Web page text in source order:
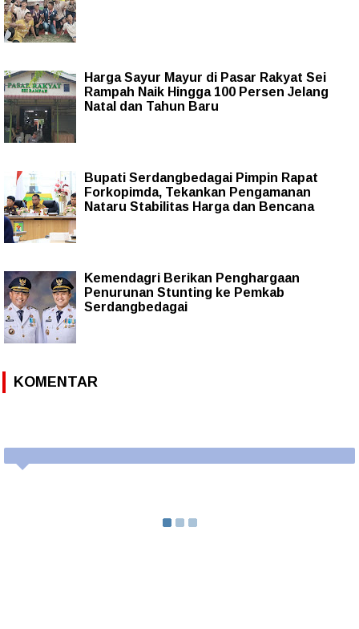
Harga Sayur Mayur di Pasar Rakyat Sei
Rampah Naik Hingga 100 Persen Jelang
Natal dan Tahun Baru
Bupati Serdangbedagai Pimpin Rapat
Forkopimda, Tekankan Pengamanan
Nataru Stabilitas Harga dan Bencana
Kemendagri Berikan Penghargaan
Penurunan Stunting ke Pemkab
Serdangbedagai
KOMENTAR